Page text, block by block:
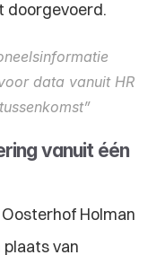
doorgevoerd.
data vanuit HR
vanuit één
Holman
van